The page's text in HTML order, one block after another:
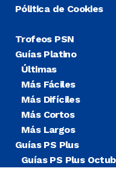
Pólitica de Cookies
Trofeos PSN
Guías Platino
Últimas
Más Fáciles
Más Difíciles
Más Cortos
Más Largos
Guías PS Plus
Guías PS Plus